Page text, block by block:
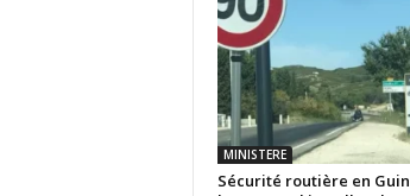
MINISTERE
Sécurité routière en